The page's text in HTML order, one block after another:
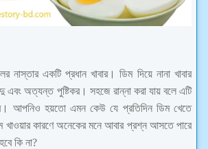
নাস্তার একটি প্রধান খাবার। ডিম দিয়ে নানা খাবার
এবং অত্যন্ত পুষ্টিকর। সহজে রান্না করা যায় বলে এটি
আপনিও হয়তো এমন কেউ যে প্রতিদিন ডিম খেতে
খাওয়ার কারণে অনেকের মনে আবার প্রশ্ন আসতে পারে
কি না?